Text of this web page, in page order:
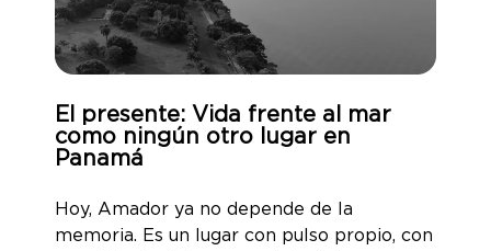
El presente: Vida frente al mar
como ningún otro lugar en
Panamá
Hoy, Amador ya no depende de la
memoria. Es un lugar con pulso propio, con